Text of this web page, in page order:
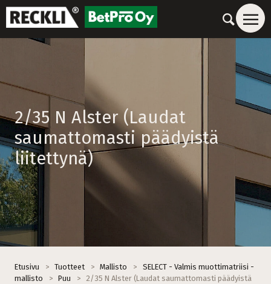
2/35 N Alster (Laudat
saumattomasti päädyistä
liitettynä)
Etusivu > Tuotteet > Mallisto >
SELECT - Valmis muottimatriisi -
mallisto
> Puu >
2/35 N Alster (Laudat saumattomasti päädyistä